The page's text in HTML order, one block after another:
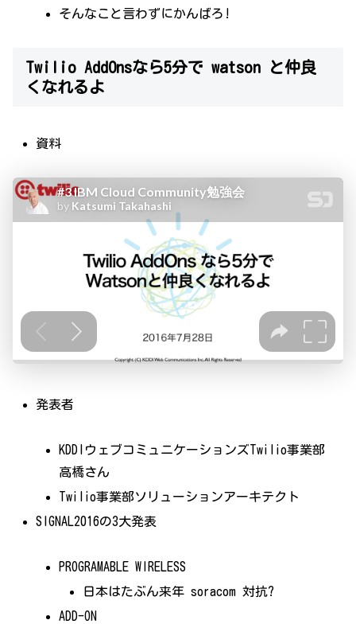
そんなこと言わずにかんばろ!
Twilio AddOnsなら5分で watson と仲良
くなれるよ
資料
発表者
KDDIウェブコミュニケーションズTwilio事業部
高橋さん
Twilio事業部ソリューションアーキテクト
SIGNAL2016の3大発表
PROGRAMABLE WIRELESS
日本はたぶん来年 soracom 対抗?
ADD-ON